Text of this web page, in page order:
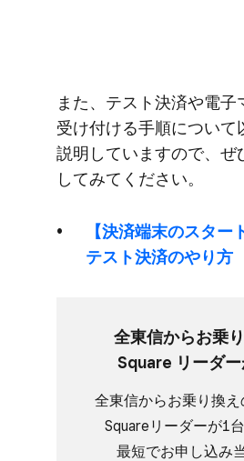
また、​テスト決済や​電子
受け付ける​手順に​ついて​
説明していますので、​ぜ
してみてください。
【決済端末の​​スター
テスト決済の​​やり方
全東​信から​お乗
Square リーダ
全東​信から​お乗り​換え
Squareリーダーが​1
最短で​お申し込み